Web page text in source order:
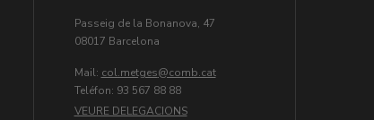
Passeig de la Bonanova, 47
08017 Barcelona
Mail: col.metges
Teléfon: 93 567 88 88
VEURE DELEGACIONS